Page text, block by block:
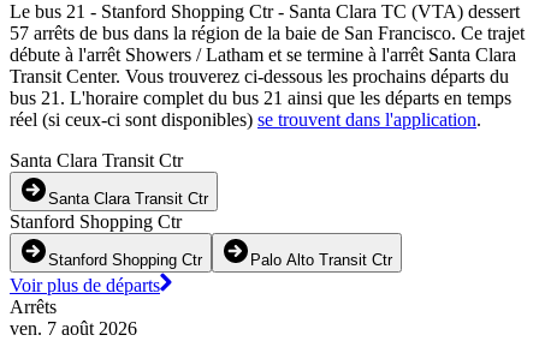
Le bus 21 - Stanford Shopping Ctr - Santa Clara TC (VTA) dessert
57 arrêts de bus dans la région de la baie de San Francisco. Ce trajet
débute à l'arrêt Showers / Latham et se termine à l'arrêt Santa Clara
Transit Center. Vous trouverez ci-dessous les prochains départs du
bus 21. L'horaire complet du bus 21 ainsi que les départs en temps
réel (si ceux-ci sont disponibles) se trouvent dans l'application.
Santa Clara Transit Ctr
Santa Clara Transit Ctr
Stanford Shopping Ctr
Stanford Shopping Ctr Palo Alto Transit Ctr
Voir plus de départs
Arrêts
ven. 7 août 2026